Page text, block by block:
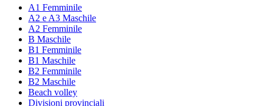
A1 Femminile
A2 e A3 Maschile
A2 Femminile
B Maschile
B1 Femminile
B1 Maschile
B2 Femminile
B2 Maschile
Beach volley
Divisioni provinciali